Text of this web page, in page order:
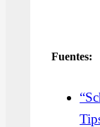
Fuentes: